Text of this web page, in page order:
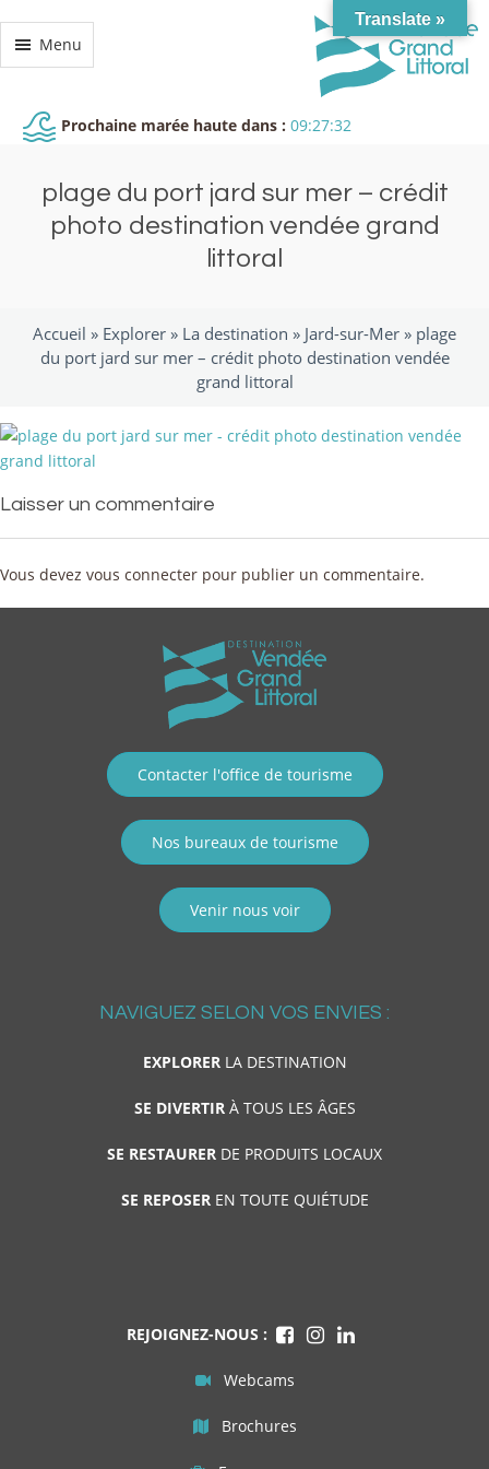
Menu
Prochaine marée haute dans : 09:27:32
plage du port jard sur mer – crédit
photo destination vendée grand
littoral
Accueil » Explorer » La destination » Jard-sur-Mer » plage
du port jard sur mer – crédit photo destination vendée
grand littoral
Laisser un commentaire
Vous devez vous connecter pour publier un commentaire.
Contacter l'office de tourisme
Nos bureaux de tourisme
Venir nous voir
NAVIGUEZ SELON VOS ENVIES :
EXPLORERLA DESTINATION
SE DIVERTIRÀ TOUS LES ÂGES
SE RESTAURER DE PRODUITS LOCAUX
SE REPOSEREN TOUTE QUIÉTUDE
REJOIGNEZ-NOUS :
Webcams
Brochures
Translate »